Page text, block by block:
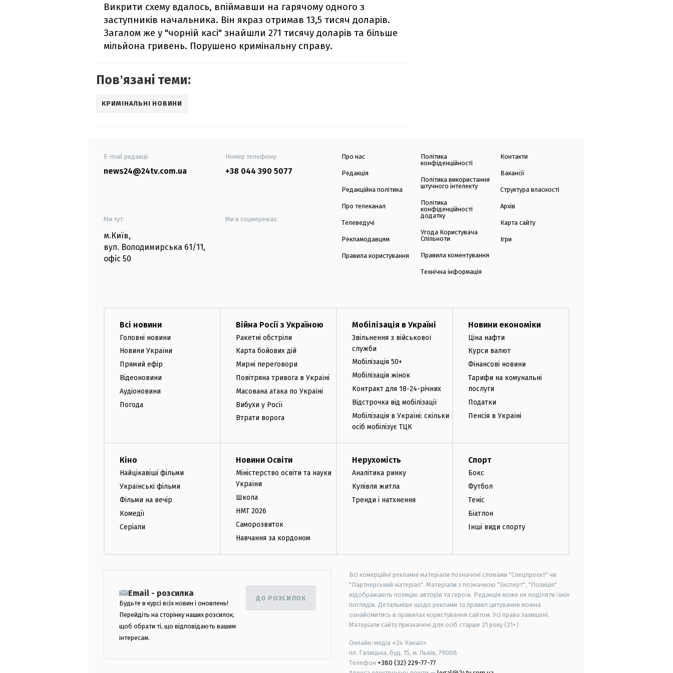
Викрити схему вдалось, впіймавши на гарячому одного з
заступників начальника. Він якраз отримав 13,5 тисяч доларів.
Загалом же у "чорній касі" знайшли 271 тисячу доларів та більше
мільйона гривень. Порушено кримінальну справу.
Повʼязані теми:
КРИМІНАЛЬНІ НОВИНИ
E-mail редакції
news24@24tv.com.ua
Номер телефону:
+38 044 390 5077
Ми тут:
м.Київ,
вул. Володимирська 61/11,
офіс 50
Ми в соцмережах:
Про нас
Редакція
Редакційна політика
Про телеканал
Телеведучі
Рекламодавцям
Правила користування
Політика
конфіденційності
Політика використання
штучного інтелекту
Політика
конфіденційності
додатку
Угода Користувача
Спільноти
Правила коментування
Технічна інформація
Контакти
Вакансії
Структура власності
Архів
Карта сайту
Ігри
Всі новини
Головні новини
Новини України
Прямий ефір
Відеоновини
Аудіоновини
Погода
Війна Росії з Україною
Ракетні обстріли
Карта бойових дій
Мирні переговори
Повітряна тривога в Україні
Масована атака по Україні
Вибухи у Росії
Втрати ворога
Мобілізація в Україні
Звільнення з військової
служби
Мобілізація 50+
Мобілізація жінок
Контракт для 18-24-річних
Відстрочка від мобілізації
Мобілізація в Україні: скільки
осіб мобілізує ТЦК
Новини економіки
Ціна нафти
Курси валют
Фінансові новини
Тарифи на комунальні
послуги
Податки
Пенсія в Україні
Кіно
Найцікавіші фільми
Українські фільми
Фільми на вечір
Комедії
Серіали
Новини Освіти
Міністерство освіти та науки
України
Школа
НМТ 2026
Саморозвиток
Навчання за кордоном
Нерухомість
Аналітика ринку
Купівля житла
Тренди і натхнення
Спорт
Бокс
Футбол
Теніс
Біатлон
Інші види спорту
Email - розсилка
Будьте в курсі всіх новин і оновлень!
Перейдіть на сторінку наших розсилок,
щоб обрати ті, що відповідають вашим
інтересам.
ДО РОЗСИЛОК
Всі комерційні рекламні матеріали позначені словами "Спецпроєкт" чи
"Партнерський матеріал". Матеріали з позначкою "Експерт", "Позиція"
відображають позицію авторів та героїв. Редакція може не поділяти їхніх
поглядів. Детальніше щодо реклами та правил цитування можна
ознайомитись в правилах користування сайтом. Усі права захищені.
Матеріали сайту призначені для осіб старше 21 року (21+)
Онлайн-медіа «24 Канал»
пл. Галицька, буд. 15, м. Львів, 79008
Телефон +380 (32) 229-77-77